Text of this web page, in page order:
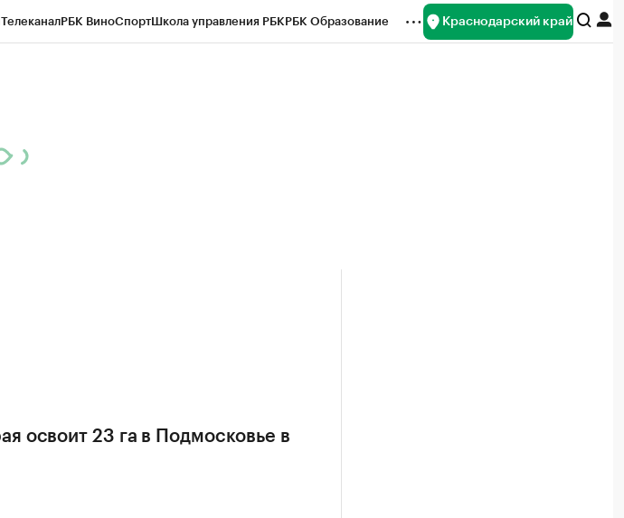
ТелеканалРБК ВиноСпортШкола управления РБКРБК Образование Краснодарский край
освоит 23 га в Подмосковье в